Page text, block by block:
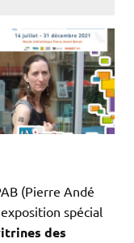
(Pierre Andé
spécial
des